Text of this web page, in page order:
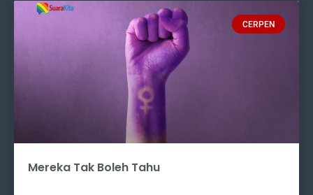
CERPEN
Mereka Tak Boleh Tahu